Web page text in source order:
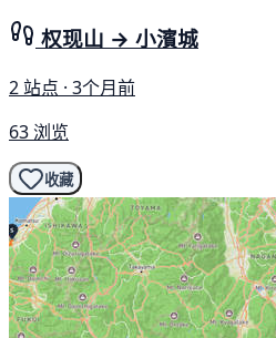
权现山 → 小濱城
2 站点 · 3个月前
63 浏览
收藏